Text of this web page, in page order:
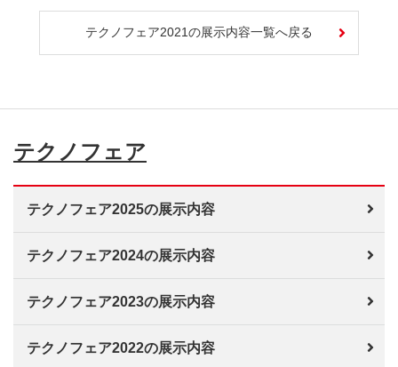
テクノフェア2021の展示内容一覧へ戻る
テクノフェア
テクノフェア2025の展示内容
テクノフェア2024の展示内容
テクノフェア2023の展示内容
テクノフェア2022の展示内容